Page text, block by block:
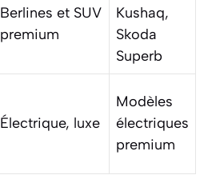
Berlines et SUV
premium
Kushaq,
Skoda
Superb
Électrique, luxe
Modèles
électriques
premium